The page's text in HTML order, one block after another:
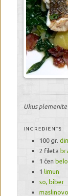
Ukus
INGREDIENTS
100 gr.
2 fileta
1 čen
1limun
so, biber